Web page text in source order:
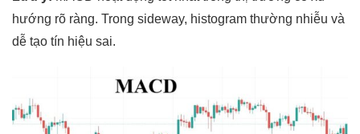
hướng rõ ràng. Trong sideway, histogram thường nhiễu và
dễ tạo tín hiệu sai.